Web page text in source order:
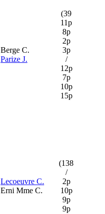
Berge C.
Parize J.
(39
11p
8p
2p
3p
/
12p
7p
10p
15p
Lecoeuvre C.
Erni Mme C.
(138
/
2p
10p
9p
9p